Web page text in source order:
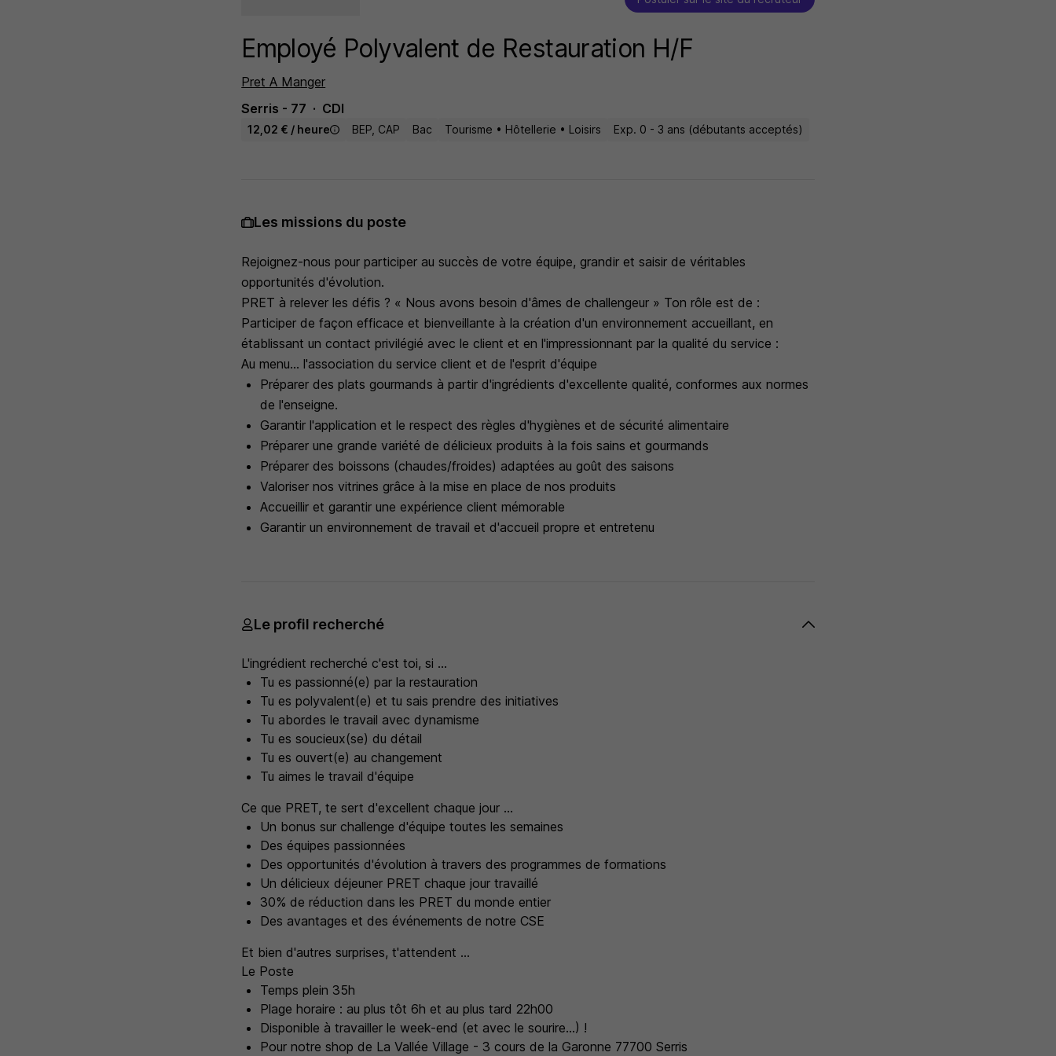
Employé Polyvalent de Restauration H/F
Pret A Manger
Serris - 77
CDI
12,02 € / heure BEP, CAP Bac Tourisme • Hôtellerie • Loisirs Exp. 0 - 3 ans (débutants acceptés)
Les missions du poste
Rejoignez-nous pour participer au succès de votre équipe, grandir et saisir de véritables
opportunités d'évolution.
PRET à relever les défis ? « Nous avons besoin d'âmes de challengeur » Ton rôle est de :
Participer de façon efficace et bienveillante à la création d'un environnement accueillant, en
établissant un contact privilégié avec le client et en l'impressionnant par la qualité du service :
Au menu... l'association du service client et de l'esprit d'équipe
Préparer des plats gourmands à partir d'ingrédients d'excellente qualité, conformes aux normes
de l'enseigne.
Garantir l'application et le respect des règles d'hygiènes et de sécurité alimentaire
Préparer une grande variété de délicieux produits à la fois sains et gourmands
Préparer des boissons (chaudes/froides) adaptées au goût des saisons
Valoriser nos vitrines grâce à la mise en place de nos produits
Accueillir et garantir une expérience client mémorable
Garantir un environnement de travail et d'accueil propre et entretenu
Le profil recherché
L'ingrédient recherché c'est toi, si ...
Tu es passionné(e) par la restauration
Tu es polyvalent(e) et tu sais prendre des initiatives
Tu abordes le travail avec dynamisme
Tu es soucieux(se) du détail
Tu es ouvert(e) au changement
Tu aimes le travail d'équipe
Ce que PRET, te sert d'excellent chaque jour ...
Un bonus sur challenge d'équipe toutes les semaines
Des équipes passionnées
Des opportunités d'évolution à travers des programmes de formations
Un délicieux déjeuner PRET chaque jour travaillé
30% de réduction dans les PRET du monde entier
Des avantages et des événements de notre CSE
Et bien d'autres surprises, t'attendent ...
Le Poste
Temps plein 35h
Plage horaire : au plus tôt 6h et au plus tard 22h00
Disponible à travailler le week-end (et avec le sourire...) !
Pour notre shop de La Vallée Village - 3 cours de la Garonne 77700 Serris